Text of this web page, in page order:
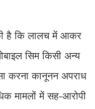
है कि लालच में आकर
सिम किसी अन्य
करना कानूनन अपराध
मामलों में सह-आरोपी